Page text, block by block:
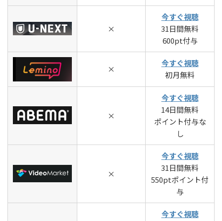
×
今すぐ視聴
31日間無料
600pt付与
×
今すぐ視聴
初月無料
×
今すぐ視聴
14日間無料
ポイント付与な
し
×
今すぐ視聴
31日間無料
550ptポイント付
与
今すぐ視聴